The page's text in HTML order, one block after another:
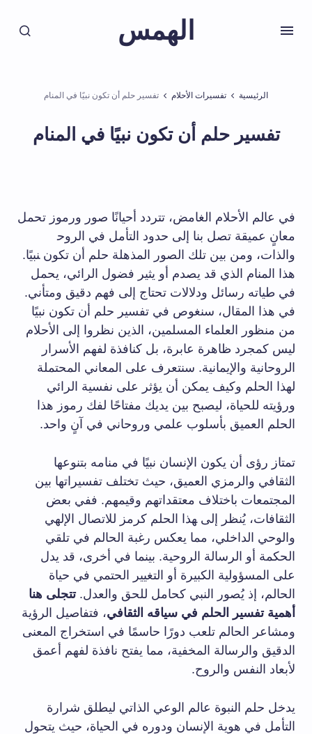
الهمس
الرئيسية تفسيرات الأحلام تفسير حلم أن تكون نبيًا في المنام
تفسير حلم أن تكون نبيًا في المنام
في ⁣عالم الأحلام الغامض، تتردد أحيانًا صور ورموز تحمل
معانٍ عميقة تصل بنا إلى حدود التأمل في الروح‍
والذات، ومن بين تلك الصور المذهلة حلم أن تكون ‍نبيًا. ​
هذا ⁣المنام الذي قد ⁣يصدم أو يثير فضول الرائي، يحمل
في طياته رسائل ودلالات تحتاج إلى⁢ فهم دقيق ومتأني.
في هذا المقال، سنغوص في تفسير حلم أن تكون نبيًا
⁢من ⁣منظور العلماء المسلمين، الذين نظروا إلى الأحلام
ليس كمجرد ظاهرة ⁢عابرة، بل كنافذة لفهم الأسرار
الروحانية والإيمانية. سنتعرف على المعاني المحتملة
لهذا الحلم وكيف يمكن أن يؤثر على نفسية الرائي
ورؤيته للحياة، ليصبح بين يديك مفتاحًا لفك رموز هذا
الحلم العميق بأسلوب علمي وروحاني في ⁢آنٍ واحد.
تمتاز رؤى أن يكون الإنسان نبيًا في منامه بتنوعها
الثقافي ⁢والرمزي العميق، حيث تختلف تفسيراتها بين
المجتمعات ‌باختلاف معتقداتهم وقيمهم. ففي بعض
الثقافات، يُنظر إلى ‍هذا الحلم كرمز للاتصال الإلهي
والوحي الداخلي، مما يعكس⁤ رغبة​ الحالم في تلقي
الحكمة أو الرسالة الروحية.​ بينما في أخرى، قد يدل
على المسؤولية الكبيرة أو ⁢التغيير الحتمي في حياة
الحالم، إذ يُصور النبي كحامل للحق والعدل.تتجلى هنا
أهمية تفسير الحلم في ​سياقه الثقافي،​ فتفاصيل الرؤية
ومشاعر الحالم ⁤تلعب ⁣دورًا حاسمًا في استخراج المعنى
الدقيق والرسالة المخفية، مما⁤ يفتح نافذة لفهم أعمق
لأبعاد النفس والروح.
يدخل حلم النبوة عالم الوعي الذاتي ⁤ليطلق‌ شرارة
⁤التأمل في هوية الإنسان⁣ ودوره في الحياة، حيث يتحول